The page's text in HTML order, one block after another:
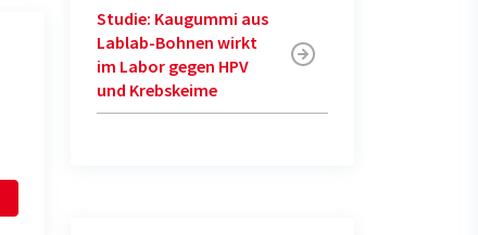
Studie: Kaugummi aus
Lablab-Bohnen wirkt
im Labor gegen HPV
und Krebskeime